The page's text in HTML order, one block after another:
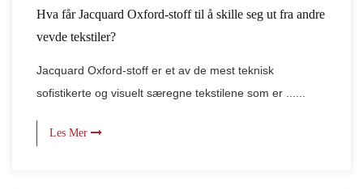
Hva får Jacquard Oxford-stoff til å skille seg ut fra andre
vevde tekstiler?
Jacquard Oxford-stoff er et av de mest teknisk
sofistikerte og visuelt særegne tekstilene som er ......
Les Mer